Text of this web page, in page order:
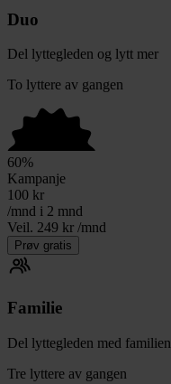
Duo
Del lyttegleden og lytt mer
To lyttere av gangen
60%
Kampanje
100 kr
/mnd i 2 mnd
Veil. 249 kr /mnd
Prøv gratis
Familie
Del lyttegleden med familien
Tre lyttere av gangen